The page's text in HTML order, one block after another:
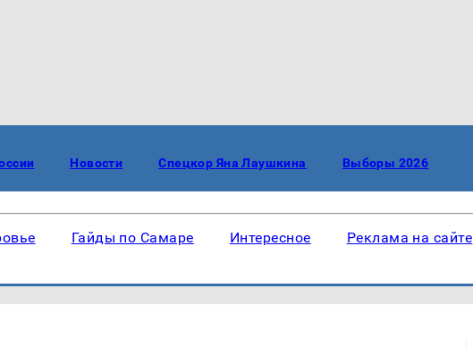
Новости Спецкор Яна Лаушкина Выборы 2026
Гайды по Самаре Интересное Реклама на сайте